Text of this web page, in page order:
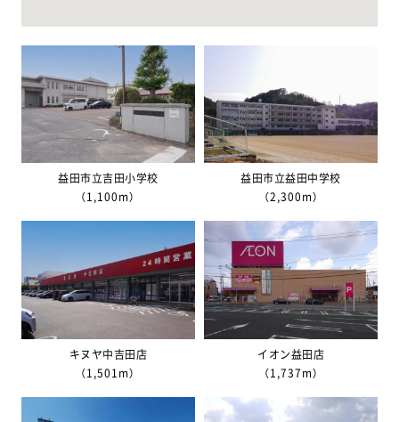
益田市立吉田小学校
（1,100m）
益田市立益田中学校
（2,300m）
キヌヤ中吉田店
（1,501m）
イオン益田店
（1,737m）